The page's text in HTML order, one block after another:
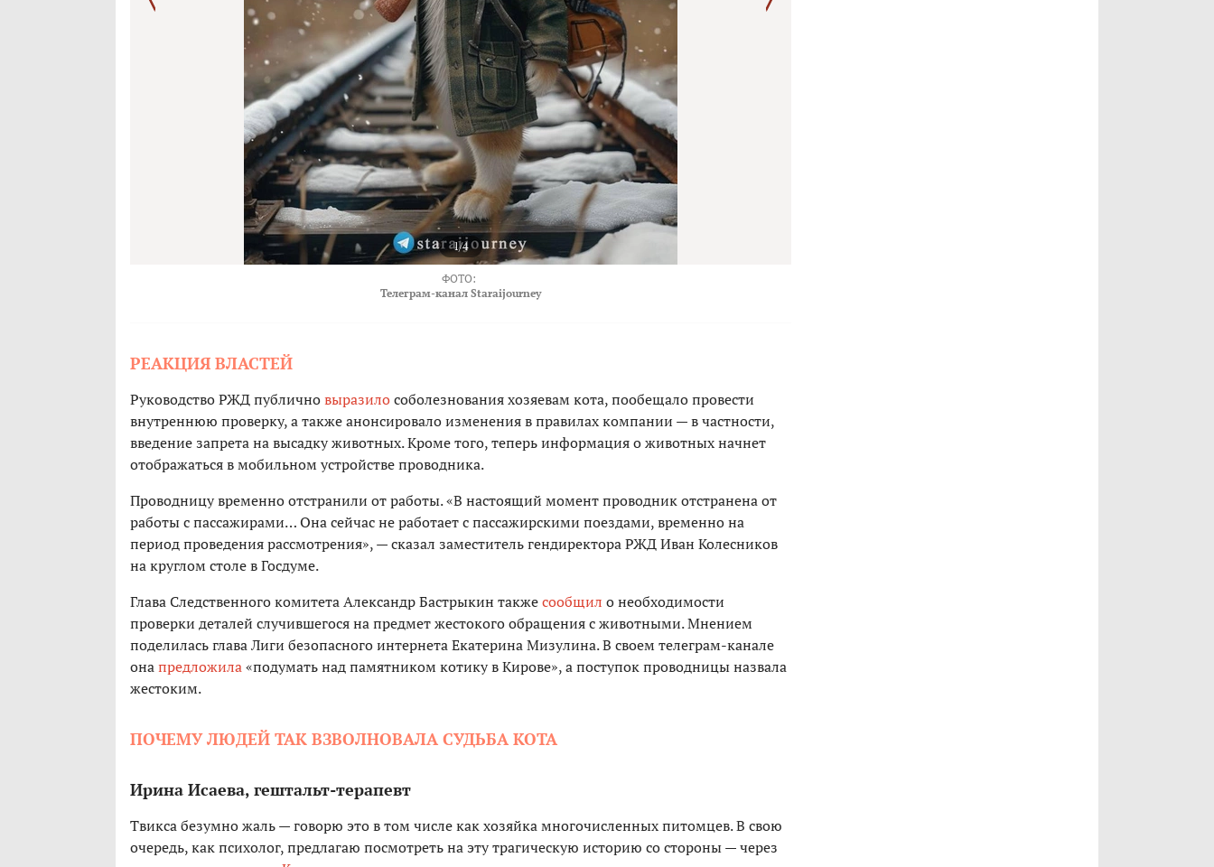
1/4
ФОТО:
Телеграм-канал Staraijourney
РЕАКЦИЯ ВЛАСТЕЙ
Руководство РЖД публичновыразилособолезнования хозяевам кота, пообещало провести
внутреннюю проверку, а также анонсировало изменения в правилах компании — в частности,
введение запрета на высадку животных. Кроме того, теперь информация о животных начнет
отображаться в мобильном устройстве проводника.
Проводницу временно отстранили от работы. «В настоящий момент проводник отстранена от
работы с пассажирами… Она сейчас не работает с пассажирскими поездами, временно на
период проведения рассмотрения», — сказал заместитель гендиректора РЖД Иван Колесников
на круглом столе в Госдуме.
Глава Следственного комитета Александр Бастрыкин такжесообщил о необходимости
проверки деталей случившегося на предмет жестокого обращения с животными. Мнением
поделилась глава Лиги безопасного интернета Екатерина Мизулина. В своем телеграм-канале
онапредложила«подумать над памятником котику в Кирове», а поступок проводницы назвала
жестоким.
ПОЧЕМУ ЛЮДЕЙ ТАК ВЗВОЛНОВАЛА СУДЬБА КОТА
Ирина Исаева, гештальт-терапевт
Твикса безумно жаль — говорю это в том числе как хозяйка многочисленных питомцев. В свою
очередь, как психолог, предлагаю посмотреть на эту трагическую историю со стороны — через